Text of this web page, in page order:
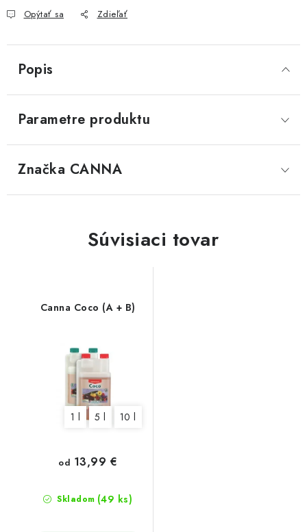
Opýtať sa Zdieľať
Popis
Parametre produktu
Značka CANNA
Súvisiaci tovar
Canna Coco (A + B)
1 l 5 l 10 l
Skladom (49 ks)
od 13,99 €